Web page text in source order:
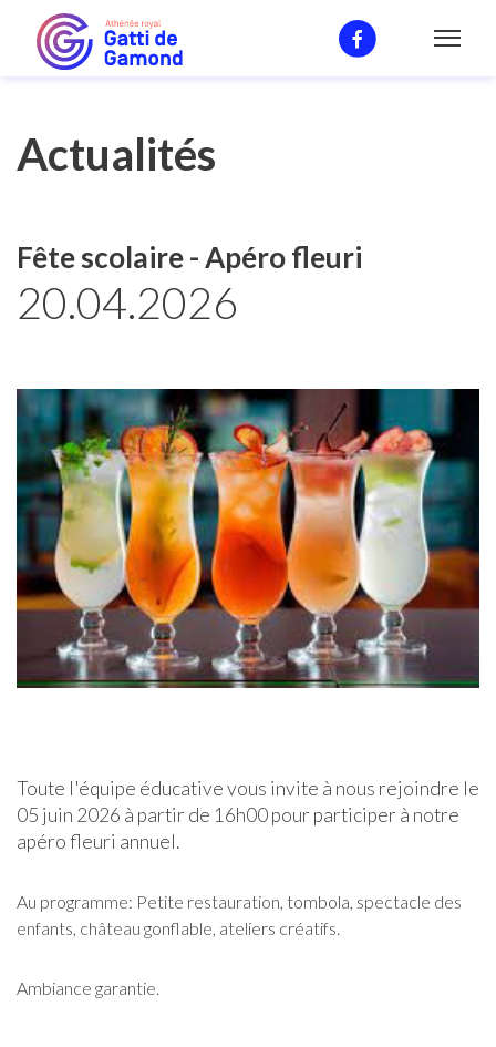
News
Actualités
Fête scolaire - Apéro fleuri
20.04.2026
Toute l'équipe éducative vous invite à nous rejoindre le
05 juin 2026 à partir de 16h00 pour participer à notre
apéro fleuri annuel.
Au programme: Petite restauration, tombola, spectacle des
enfants, château gonflable, ateliers créatifs.
Ambiance garantie.